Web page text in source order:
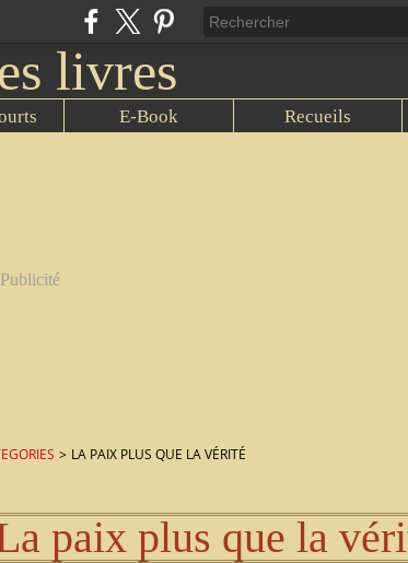
E-Book Recueils
Publicité
> LA PAIX PLUS QUE LA VÉRITÉ
paix plus que la